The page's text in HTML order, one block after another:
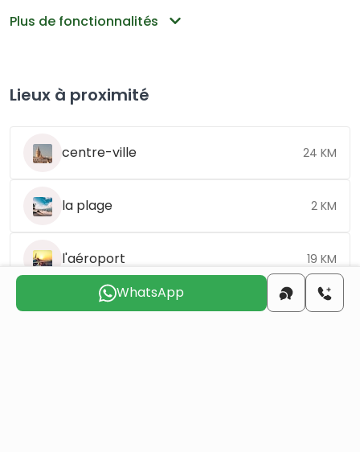
Plus de fonctionnalités
Lieux à proximité
centre-ville 24 KM
la plage 2 KM
l'aéroport 19 KM
WhatsApp